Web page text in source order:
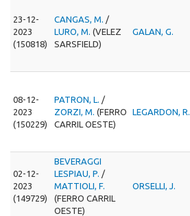
23-12-
2023
(150818)
CANGAS, M. /
LURO, M. (VELEZ
SARSFIELD)
GALAN, G.
08-12-
2023
(150229)
PATRON, L. /
ZORZI, M. (FERRO
CARRIL OESTE)
LEGARDON, R.
02-12-
2023
(149729)
BEVERAGGI
LESPIAU, P. /
MATTIOLI, F.
(FERRO CARRIL
OESTE)
ORSELLI, J.